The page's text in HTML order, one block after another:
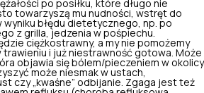
po posiłku, które długo nie
towarzyszą mu nudności, wstręt do
wyniku błędu dietetycznego, np. po
z grilla, jedzenia w pośpiechu.
ciężkostrawny, a my nie pomożemy
trawieniu i już niestrawność gotowa. Może
objawia się bólem/pieczeniem w okolicy
może niesmak w ustach,
czy „kwaśne” odbijanie. Zgaga jest też